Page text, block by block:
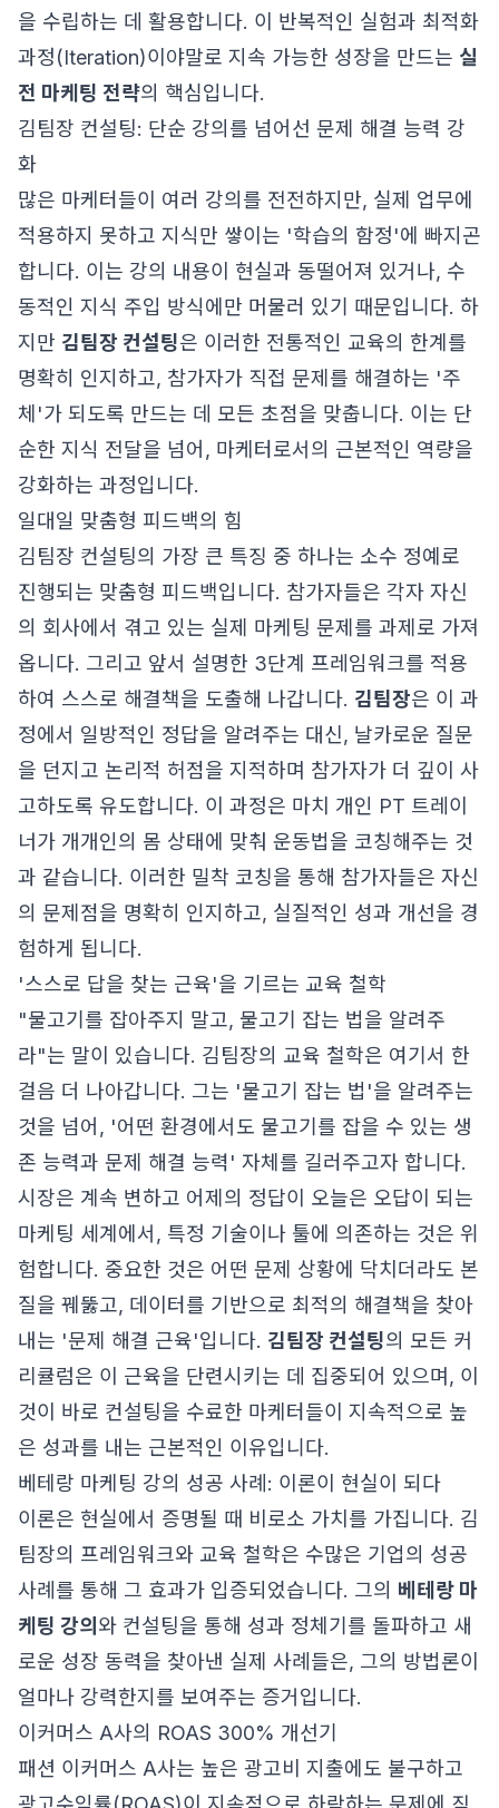
을 수립하는 데 활용합니다. 이 반복적인 실험과 최적화
과정(Iteration)이야말로 지속 가능한 성장을 만드는 실
전 마케팅 전략의 핵심입니다.
김팀장 컨설팅: 단순 강의를 넘어선 문제 해결 능력 강
화
많은 마케터들이 여러 강의를 전전하지만, 실제 업무에
적용하지 못하고 지식만 쌓이는 '학습의 함정'에 빠지곤
합니다. 이는 강의 내용이 현실과 동떨어져 있거나, 수
동적인 지식 주입 방식에만 머물러 있기 때문입니다. 하
지만 김팀장 컨설팅은 이러한 전통적인 교육의 한계를
명확히 인지하고, 참가자가 직접 문제를 해결하는 '주
체'가 되도록 만드는 데 모든 초점을 맞춥니다. 이는 단
순한 지식 전달을 넘어, 마케터로서의 근본적인 역량을
강화하는 과정입니다.
일대일 맞춤형 피드백의 힘
김팀장 컨설팅의 가장 큰 특징 중 하나는 소수 정예로
진행되는 맞춤형 피드백입니다. 참가자들은 각자 자신
의 회사에서 겪고 있는 실제 마케팅 문제를 과제로 가져
옵니다. 그리고 앞서 설명한 3단계 프레임워크를 적용
하여 스스로 해결책을 도출해 나갑니다. 김팀장은 이 과
정에서 일방적인 정답을 알려주는 대신, 날카로운 질문
을 던지고 논리적 허점을 지적하며 참가자가 더 깊이 사
고하도록 유도합니다. 이 과정은 마치 개인 PT 트레이
너가 개개인의 몸 상태에 맞춰 운동법을 코칭해주는 것
과 같습니다. 이러한 밀착 코칭을 통해 참가자들은 자신
의 문제점을 명확히 인지하고, 실질적인 성과 개선을 경
험하게 됩니다.
'스스로 답을 찾는 근육'을 기르는 교육 철학
"물고기를 잡아주지 말고, 물고기 잡는 법을 알려주
라"는 말이 있습니다. 김팀장의 교육 철학은 여기서 한
걸음 더 나아갑니다. 그는 '물고기 잡는 법'을 알려주는
것을 넘어, '어떤 환경에서도 물고기를 잡을 수 있는 생
존 능력과 문제 해결 능력' 자체를 길러주고자 합니다.
시장은 계속 변하고 어제의 정답이 오늘은 오답이 되는
마케팅 세계에서, 특정 기술이나 툴에 의존하는 것은 위
험합니다. 중요한 것은 어떤 문제 상황에 닥치더라도 본
질을 꿰뚫고, 데이터를 기반으로 최적의 해결책을 찾아
내는 '문제 해결 근육'입니다. 김팀장 컨설팅의 모든 커
리큘럼은 이 근육을 단련시키는 데 집중되어 있으며, 이
것이 바로 컨설팅을 수료한 마케터들이 지속적으로 높
은 성과를 내는 근본적인 이유입니다.
베테랑 마케팅 강의 성공 사례: 이론이 현실이 되다
이론은 현실에서 증명될 때 비로소 가치를 가집니다. 김
팀장의 프레임워크와 교육 철학은 수많은 기업의 성공
사례를 통해 그 효과가 입증되었습니다. 그의 베테랑 마
케팅 강의 와 컨설팅을 통해 성과 정체기를 돌파하고 새
로운 성장 동력을 찾아낸 실제 사례들은, 그의 방법론이
얼마나 강력한지를 보여주는 증거입니다.
이커머스 A사의 ROAS 300% 개선기
패션 이커머스 A사는 높은 광고비 지출에도 불구하고